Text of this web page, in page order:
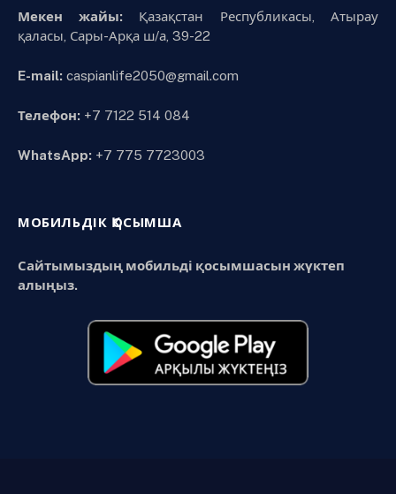
Мекен жайы:Қазақстан Республикасы, Атырау
қаласы, Сары-Арқа ш/а, 39-22
E-mail: caspianlife2050@gmail.com
Телефон: +7 7122 514 084
WhatsApp: +7 775 7723003
МОБИЛЬДІК ҚОСЫМША
Сайтымыздың мобильді қосымшасын жүктеп
алыңыз.